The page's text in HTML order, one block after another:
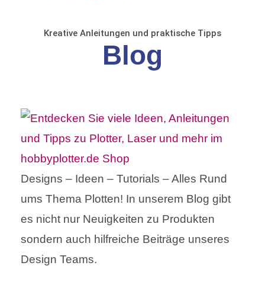
Kreative Anleitungen und praktische Tipps
Blog
Designs – Ideen – Tutorials – Alles Rund
ums Thema Plotten! In unserem Blog gibt
es nicht nur Neuigkeiten zu Produkten
sondern auch hilfreiche Beiträge unseres
Design Teams.